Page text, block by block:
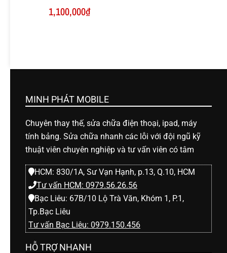
1,100,000₫
MINH PHÁT MOBILE
Chuyên thay thế, sửa chữa điện thoại, ipad, máy
tính bảng. Sửa chữa nhanh các lỗi với đội ngũ kỹ
thuật viên chuyên nghiệp và tư vấn viên có tâm
HCM: 830/1A, Sư Vạn Hạnh, p.13, Q.10, HCM
Tư vấn HCM: 0979.56.26.56
Bạc Liêu: 67B/10 Lộ Trà Văn, Khóm 1, P.1,
Tp.Bạc Liêu
Tư vấn Bạc Liêu: 0979.150.456
HỖ TRỢ NHANH